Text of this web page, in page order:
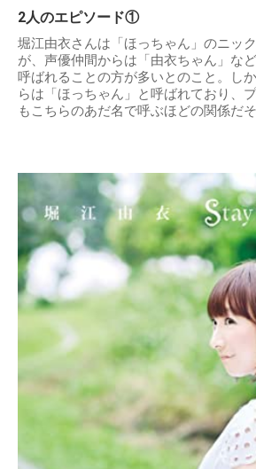
2人のエピソード①
堀江由衣さんは「ほっちゃん」のニッ
が、声優仲間からは「由衣ちゃん」な
呼ばれることの方が多いとのこと。し
らは「ほっちゃん」と呼ばれており、
もこちらのあだ名で呼ぶほどの関係だそ